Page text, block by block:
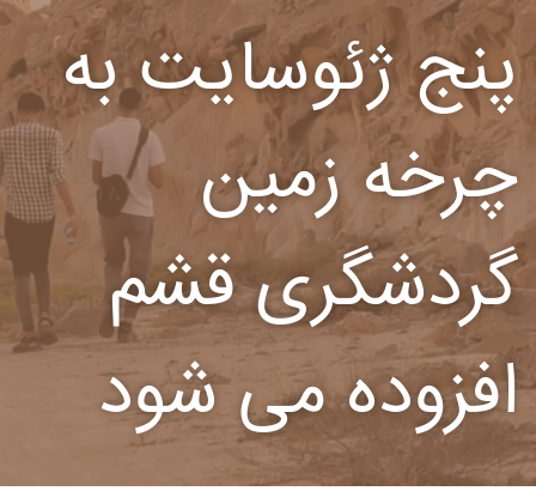
پنج ژئوسایت به
چرخه زمین
گردشگری قشم
افزوده می شود